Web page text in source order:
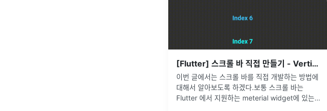
[Flutter] 스크롤 바 직접 만들기 - Vertical Indicator
이번 글에서는 스크롤 바를 직접 개발하는 방법에
대해서 알아보도록 하겠다.보통 스크롤 바는
Flutter 에서 지원하는 meterial widget에 있는